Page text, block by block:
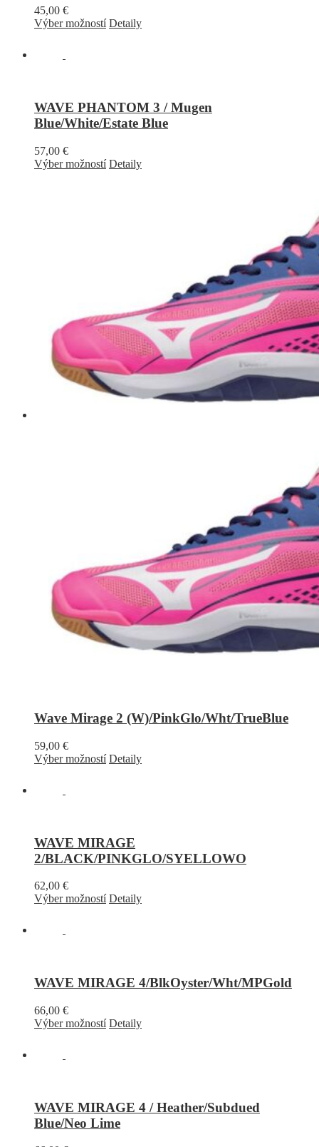
45,00 €
Výber možností Detaily
WAVE PHANTOM 3 / Mugen
Blue/White/Estate Blue
57,00 €
Výber možností Detaily
Wave Mirage 2 (W)/PinkGlo/Wht/TrueBlue
59,00 €
Výber možností Detaily
WAVE MIRAGE
2/BLACK/PINKGLO/SYELLOWO
62,00 €
Výber možností Detaily
WAVE MIRAGE 4/BlkOyster/Wht/MPGold
66,00 €
Výber možností Detaily
WAVE MIRAGE 4 / Heather/Subdued
Blue/Neo Lime